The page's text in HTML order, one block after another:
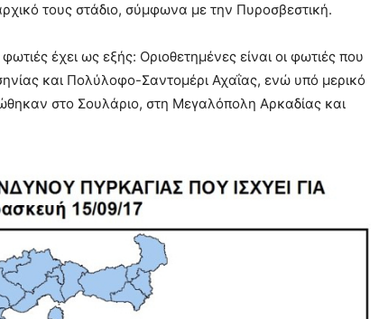
τους στάδιο, σύμφωνα με την Πυροσβεστική.
έχει ως εξής: Οριοθετημένες είναι οι φωτιές που
και Πολύλοφο-Σαντομέρι Αχαΐας, ενώ υπό μερικό
στο Σουλάριο, στη Μεγαλόπολη Αρκαδίας και